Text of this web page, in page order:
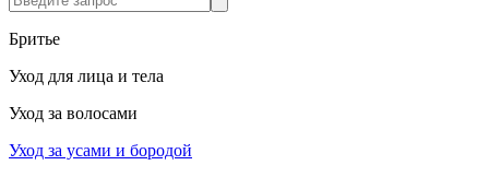
Бритье
Уход для лица и тела
Уход за волосами
Уход за усами и бородой